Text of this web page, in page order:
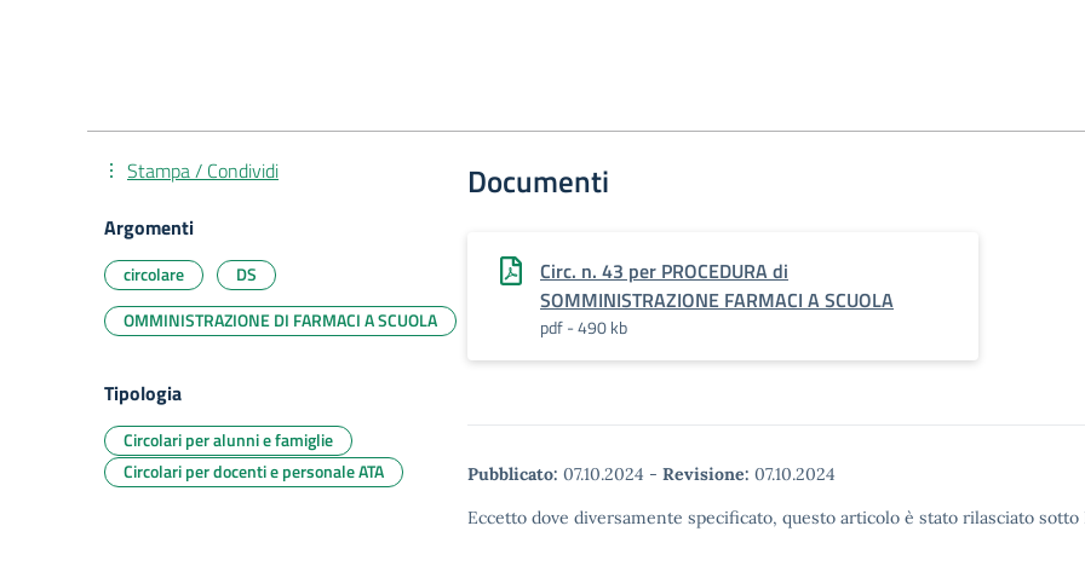
Documenti
Circ. n. 43 per PROCEDURA di
SOMMINISTRAZIONE FARMACI A SCUOLA
pdf - 490 kb
Pubblicato: 07.10.2024 - Revisione: 07.10.2024
Eccetto dove diversamente specificato, questo articolo è stato rilasciato
Stampa / Condividi
Argomenti
circolare
DS
OMMINISTRAZIONE DI FARMACI A SCUOLA
Tipologia
Circolari per alunni e famiglie
Circolari per docenti e personale ATA